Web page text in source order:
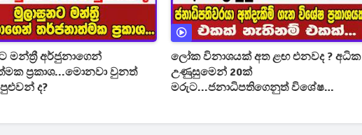
මන්ත්‍රී අර්ජුනාගෙන්
ප්‍රකාශ...මොනවා වුනත්
ද?
ලෝක විනාශයක් අත ළඟ එනවද ? අධික
උණුසුමෙන් 20ක්
මරුට...ජනාධිපතිගෙනුත් විශේෂ